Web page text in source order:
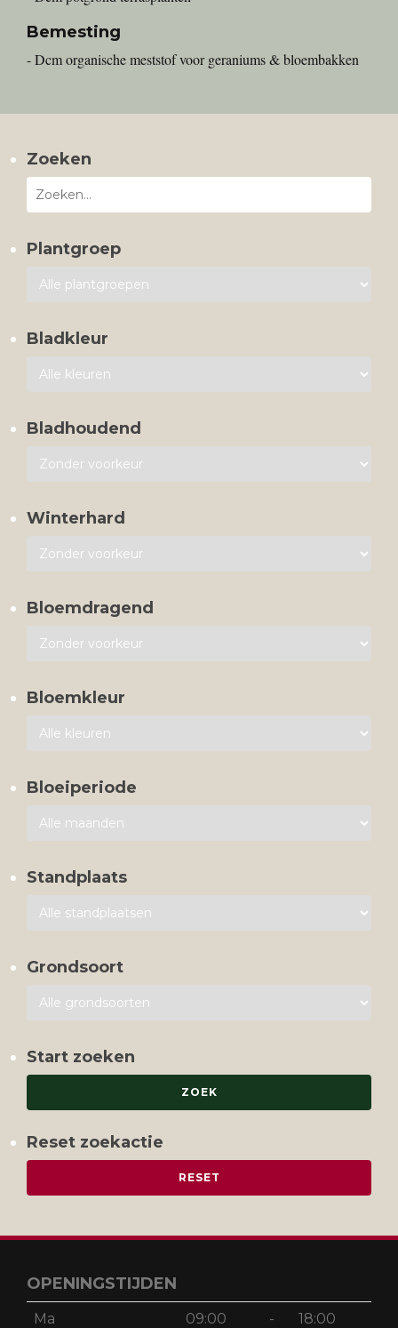
Bemesting
- Dcm organische meststof voor geraniums & bloembakken
Zoeken
Plantgroep
Bladkleur
Bladhoudend
Winterhard
Bloemdragend
Bloemkleur
Bloeiperiode
Standplaats
Grondsoort
Start zoeken
Reset zoekactie
OPENINGSTIJDEN
Ma 09:00 - 18:00